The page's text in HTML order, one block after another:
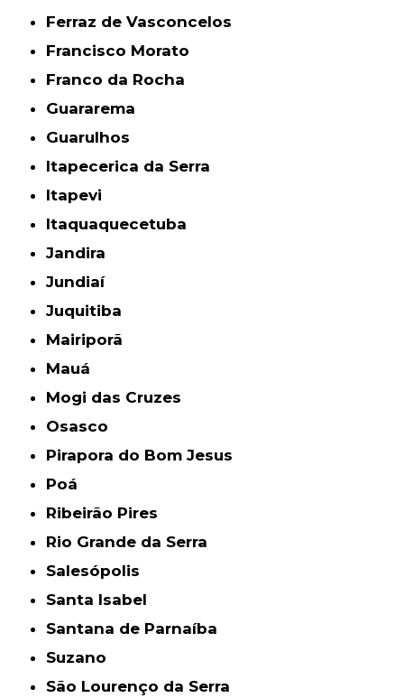
Ferraz de Vasconcelos
Francisco Morato
Franco da Rocha
Guararema
Guarulhos
Itapecerica da Serra
Itapevi
Itaquaquecetuba
Jandira
Jundiaí
Juquitiba
Mairiporã
Mauá
Mogi das Cruzes
Osasco
Pirapora do Bom Jesus
Poá
Ribeirão Pires
Rio Grande da Serra
Salesópolis
Santa Isabel
Santana de Parnaíba
Suzano
São Lourenço da Serra